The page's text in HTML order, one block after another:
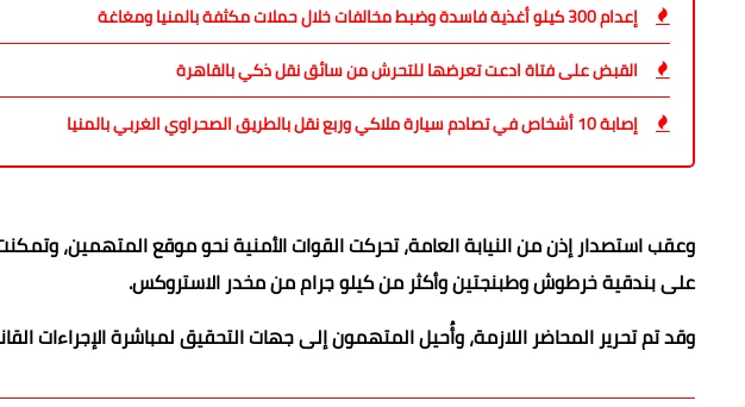
إعدام 300 كيلو أغذية فاسدة وضبط مخالفات خلال حملات مكثفة بالمنيا ومغاغة
القبض على فتاة ادعت تعرضها للتحرش من سائق نقل ذكي بالقاهرة
إصابة 10 أشخاص في تصادم سيارة ملاكي وربع نقل بالطريق الصحراوي الغربي بالمنيا
وعقب استصدار إذن من النيابة العامة، تحركت القوات الأمنية نحو موقع المتهمين،
على بندقية خرطوش وطبنجتين وأكثر من كيلو جرام من مخدر الاستروكس.
وقد تم تحرير المحاضر اللازمة، وأُحيل المتهمون إلى جهات التحقيق لمباشرة الإجراءات